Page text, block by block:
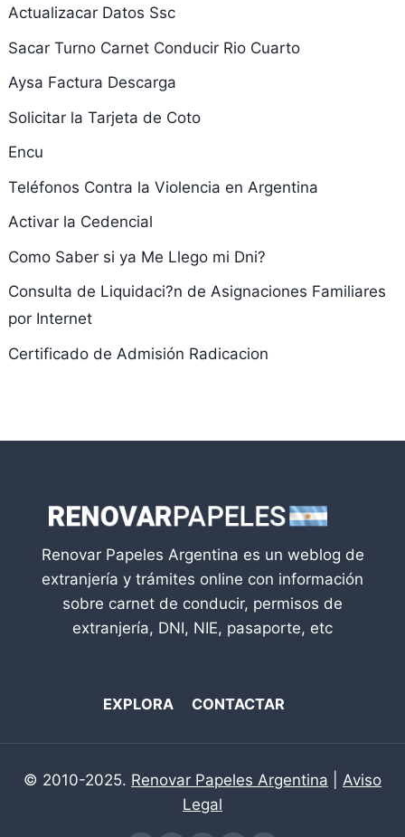
Actualizacar Datos Ssc
Sacar Turno Carnet Conducir Rio Cuarto
Aysa Factura Descarga
Solicitar la Tarjeta de Coto
Encu
Teléfonos Contra la Violencia en Argentina
Activar la Cedencial
Como Saber si ya Me Llego mi Dni?
Consulta de Liquidaci?n de Asignaciones Familiares
por Internet
Certificado de Admisión Radicacion
Renovar Papeles Argentina es un weblog de
extranjería y trámites online con información
sobre carnet de conducir, permisos de
extranjería, DNI, NIE, pasaporte, etc
EXPLORA CONTACTAR
© 2010-2025. Renovar Papeles Argentina
Aviso
Legal